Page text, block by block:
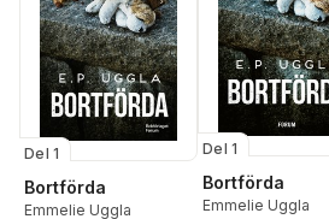
Del 1
Bortförda
Emmelie Uggla
Del 1
Bortförda
Emmelie Uggla